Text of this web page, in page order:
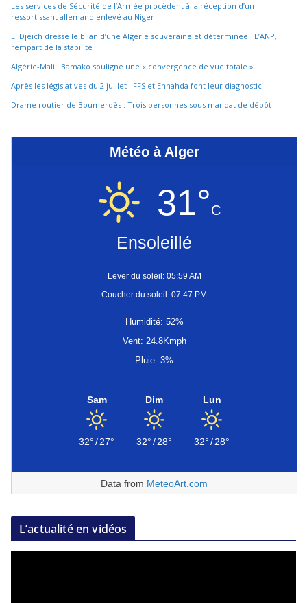
Les services de Sécurité de l’Armée procèdent à la réception d’un
ressortissant allemand enlevé au Niger
El Djeïch dresse le bilan d’une Algérie souveraine et déterminée : L’ANP,
rempart de la stabilité
Algérie-Mali : Bamako souligne une « convergence de vue totale »
Après les législatives du 2 juillet : FFS et Ennahda font leur diagnostic
Drame routier de Boumerdès : Trois personnes sous mandat de dépôt
Météo à Alger
31°C
Ensoleillé
Lever du soleil: 05:59 AM
Coucher du soleil: 07:47 PM
Humidité: 52%
Vent: 24.8Kmph
Pluie: 3%
Sam
32°/27°
Dim
32°/28°
Lun
32°/28°
Data from MeteoArt.com
L’actualité en vidéos